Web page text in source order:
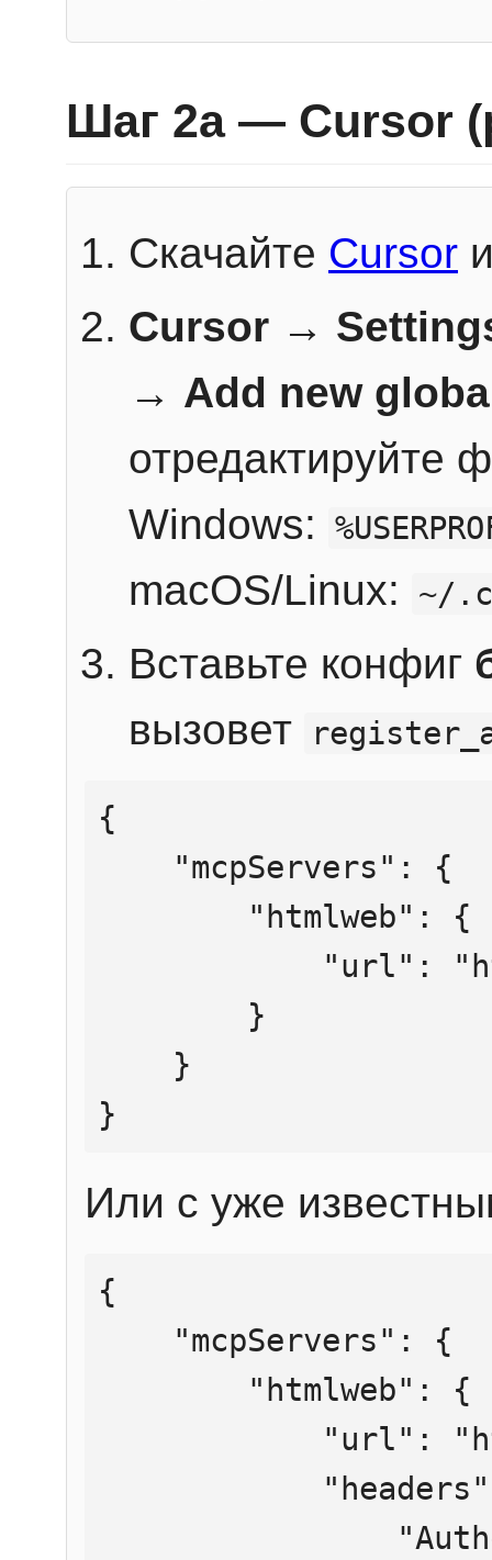
Шаг 2a — Cursor
Скачайте Cursor
Cursor →
→ Add new
отредактируйте
Windows:
macOS/Linux: ~/
Вставьте конфиг
вызовет
{
}
Или с уже
{